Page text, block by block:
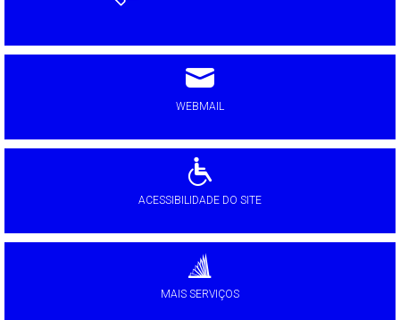
WEBMAIL
ACESSIBILIDADE DO SITE
MAIS SERVIÇOS